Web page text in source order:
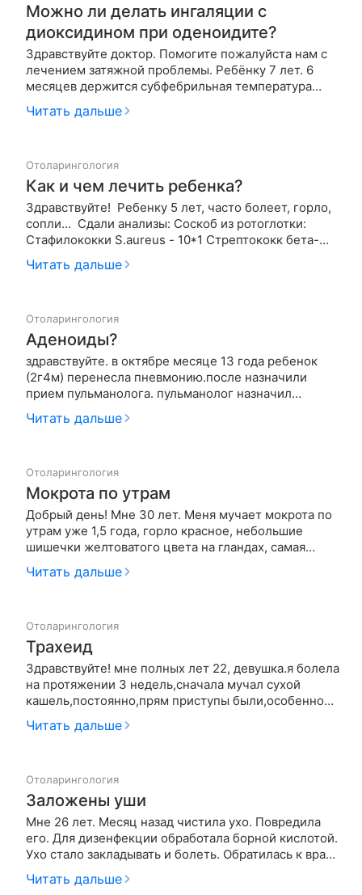
Можно ли делать ингаляции с
диоксидином при оденоидите?
Здравствуйте доктор. Помогите пожалуйста нам с
лечением затяжной проблемы. Ребёнку 7 лет. 6
месяцев держится субфебрильная температура
37,1-37,4. Миндалины увеличены, красные и
неоднородные с какими-то выпуклостями,
Читать дальше
Отоларингология
Как и чем лечить ребенка?
Здравствуйте! Ребенку 5 лет, часто болеет, горло,
сопли... Сдали анализы: Соскоб из ротоглотки:
Стафилококки S.aureus - 10*1 Стрептококк бета-
гемолит. - 10*2 Энтерококки Enterococcus spp.
(гем-) - 10*3 Соскоб из носа: Стафилококки
Читать дальше
Отоларингология
Аденоиды?
здравствуйте. в октябре месяце 13 года ребенок
(2г4м) перенесла пневмонию.после назначили
прием пульманолога. пульманолог назначил
помимо всего лечения 3-х кратный прием
бронхомунала. на фоне первого приема никаких
Читать дальше
Отоларингология
Мокрота по утрам
Добрый день! Мне 30 лет. Меня мучает мокрота по
утрам уже 1,5 года, горло красное, небольшие
шишечки желтоватого цвета на гландах, самая
большая где-то 1 см. Кашля нет, иногда ощущение
как будто таблетка застряла. Принимала
Читать дальше
Отоларингология
Трахеид
Здравствуйте! мне полных лет 22, девушка.я болела
на протяжении 3 недель,сначала мучал сухой
кашель,постоянно,прям приступы были,особенно
ночью.Затем кашель перешел в мокрый. На
протяжении всего времени периодически была
Читать дальше
Отоларингология
Заложены уши
Мне 26 лет. Месяц назад чистила ухо. Повредила
его. Для дизенфекции обработала борной кислотой.
Ухо стало закладывать и болеть. Обратилась к врачу
, который сказал что кожа отошла и залепила
барабанную перепонку. Врач промыл ухо. И сказал
Читать дальше